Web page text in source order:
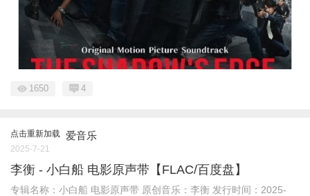
1650 4
点击重新加载 爱音乐
2025-7-21
李衡 - 小白船 电影原声带【FLAC/百度盘】
专辑名称：小白船 电影原声带 原创音乐：李衡 发行时间：2025-